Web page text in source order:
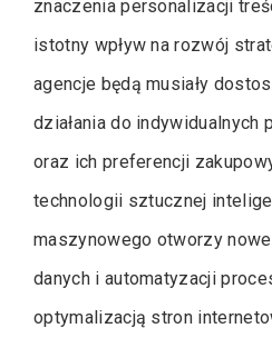
znaczenia personalizacji
istotny wpływ na rozwój
agencje będą musiały
działania do
oraz ich preferencji
technologii sztucznej
maszynowego otworzy
danych i automatyzacji
optymalizacją stron